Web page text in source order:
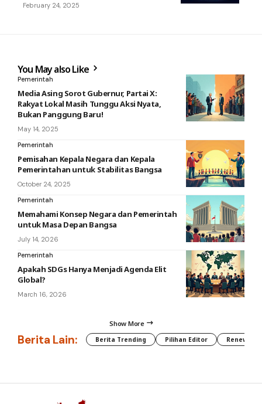
February 24, 2025
You May also Like
Pemerintah
Media Asing Sorot Gubernur, Partai X:
Rakyat Lokal Masih Tunggu Aksi Nyata,
Bukan Panggung Baru!
May 14, 2025
Pemerintah
Pemisahan Kepala Negara dan Kepala
Pemerintahan untuk Stabilitas Bangsa
October 24, 2025
Pemerintah
Memahami Konsep Negara dan Pemerintah
untuk Masa Depan Bangsa
July 14, 2026
Pemerintah
Apakah SDGs Hanya Menjadi Agenda Elit
Global?
March 16, 2026
Show More
Berita Lain: Berita Trending Pilihan Editor